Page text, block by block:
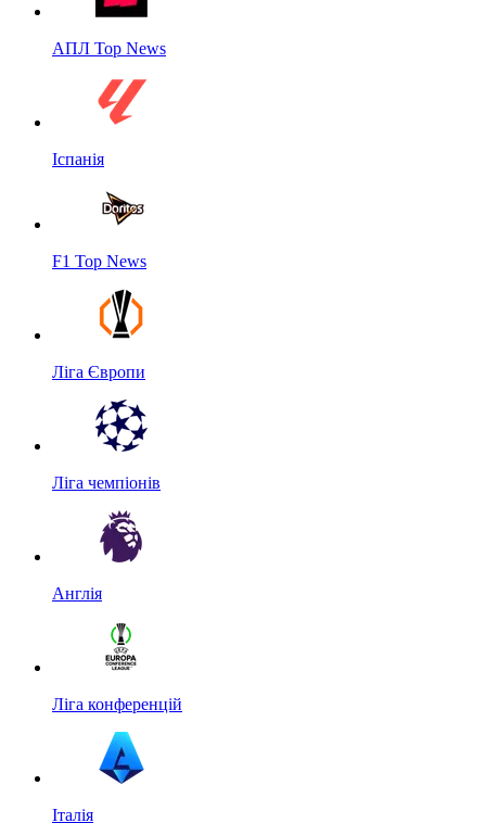
АПЛ Top News
Іспанія
F1 Top News
Ліга Європи
Ліга чемпіонів
Англія
Ліга конференцій
Італія